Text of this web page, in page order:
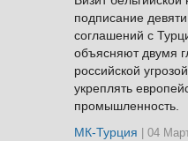
подписание
соглашений с
объясняют двумя
российской
укреплять
промышленность.
МК-Турция
| 04